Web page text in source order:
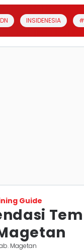
INSIDENESIA
Guide
Magetan